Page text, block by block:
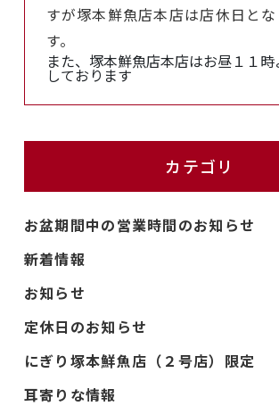
すが塚本鮮魚店本店は店休日と
す。
また、塚本鮮魚店本店はお昼１１
しております
カテゴリ
お盆期間中の営業時間のお知らせ
新着情報
お知らせ
定休日のお知らせ
にぎり塚本鮮魚店（２号店）限定
耳寄りな情報